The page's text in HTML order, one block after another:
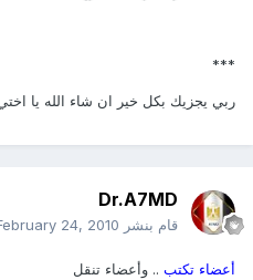
***
ربي يجزيك بكل خير ان شاء الله يا اختي
Dr.A7MD
قام بنشر February 24, 2010
أعضاء تكتب.. وأعضاء تنقل